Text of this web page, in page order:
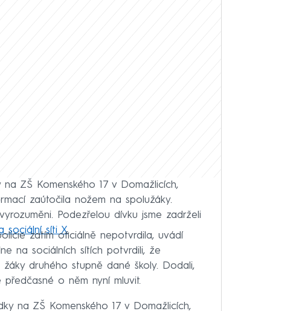
ZŠ Komenského 17 v Domažlicích,
zaútočila nožem na spolužáky.
Podezřelou dívku jsme zadrželi
sociální síti X.
zatím oficiálně nepotvrdila, uvádí
na sociálních sítích potvrdili, že
druhého stupně dané školy. Dodali,
o něm nyní mluvit.
na ZŠ Komenského 17 v Domažlicích,